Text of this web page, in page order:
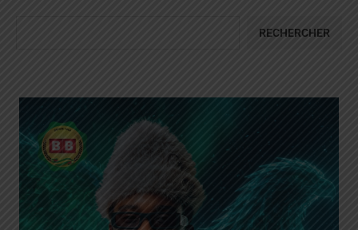
RECHERCHER